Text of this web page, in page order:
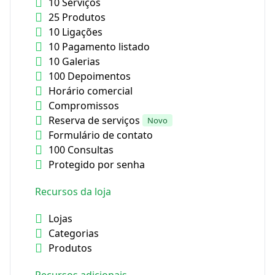
25 Produtos
10 Ligações
10 Pagamento listado
10 Galerias
100 Depoimentos
Horário comercial
Compromissos
Reserva de serviços
Novo
Formulário de contato
100 Consultas
Protegido por senha
Recursos da loja
Lojas
Categorias
Produtos